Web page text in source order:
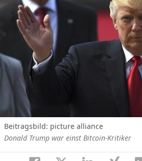
Beitragsbild: picture alliance
Donald Trump war einst Bitcoin-Kritiker